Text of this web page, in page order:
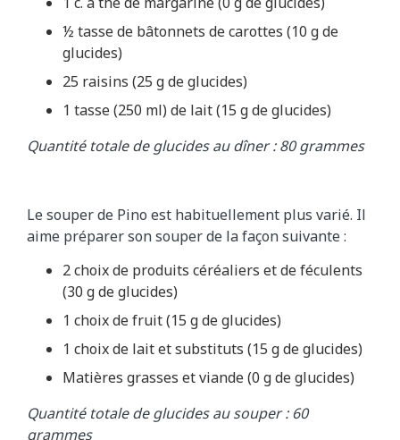
½ tasse de bâtonnets de carottes (10 g de
glucides)
25 raisins (25 g de glucides)
1 tasse (250 ml) de lait (15 g de glucides)
Quantité totale de glucides au dîner : 80 grammes
Le souper de Pino est habituellement plus varié. Il
aime préparer son souper de la façon suivante :
2 choix de produits céréaliers et de féculents
(30 g de glucides)
1 choix de fruit (15 g de glucides)
1 choix de lait et substituts (15 g de glucides)
Matières grasses et viande (0 g de glucides)
Quantité totale de glucides au souper : 60
grammes